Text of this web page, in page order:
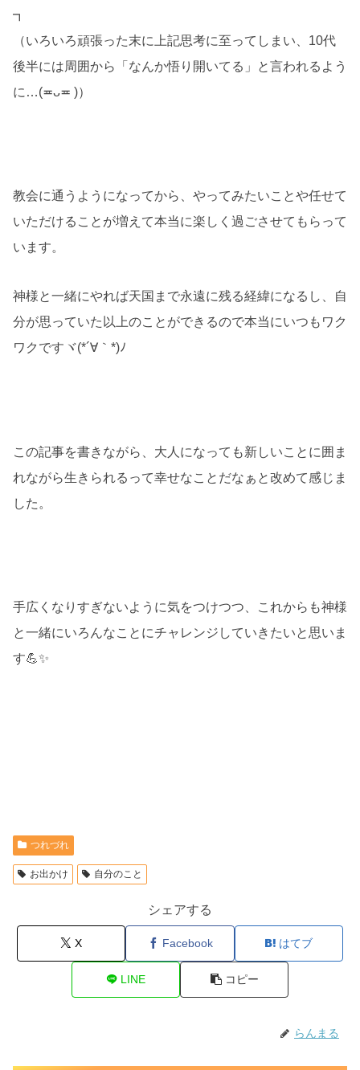
┓
（いろいろ頑張った末に上記思考に至ってしまい、10代
後半には周囲から「なんか悟り開いてる」と言われるよう
に…(≖ᴗ≖ )）
教会に通うようになってから、やってみたいことや任せて
いただけることが増えて本当に楽しく過ごさせてもらって
います。
神様と一緒にやれば天国まで永遠に残る経緯になるし、自
分が思っていた以上のことができるので本当にいつもワク
ワクですヾ(*´∀｀*)ﾉ
この記事を書きながら、大人になっても新しいことに囲ま
れながら生きられるって幸せなことだなぁと改めて感じま
した。
手広くなりすぎないように気をつけつつ、これからも神様
と一緒にいろんなことにチャレンジしていきたいと思いま
す💪✨
つれづれ
お出かけ 自分のこと
シェアする
X Facebook はてブ
LINE コピー
らんまる